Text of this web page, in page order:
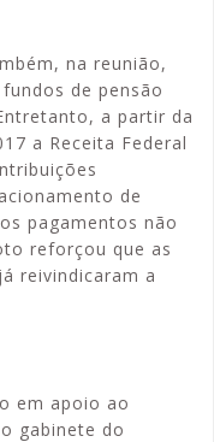
na reunião,
de pensão
a partir da
a Receita Federal
de
pagamentos não
reforçou que as
reivindicaram a
em apoio ao
gabinete do